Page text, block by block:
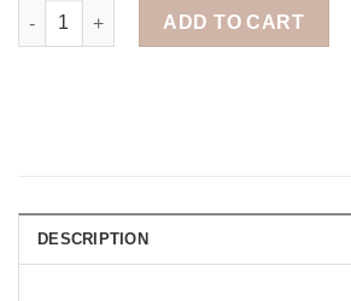
Peineta de Flores Azul y Rojo quantity
ADD TO CART
DESCRIPTION